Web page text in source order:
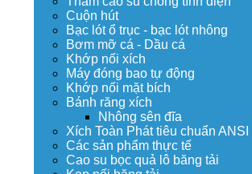
Cuộn hút
Bạc lót ổ trục - bạc lót nhông
Bơm mỡ cá - Dầu cá
Khớp nối xích
Máy đóng bao tự động
Khớp nối mặt bích
Bánh răng xích
Nhông sên đĩa
Xích Toàn Phát tiêu chuẩn ANSI
Các sản phẩm thực tế
Cao su bọc quả lô băng tải